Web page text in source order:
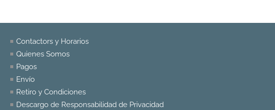
Contactors y Horarios
Quienes Somos
Pagos
Envío
Retiro y Condiciones
Descargo de Responsabilidad de Privacidad